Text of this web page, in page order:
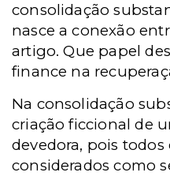
consolidação
nasce a conexão
artigo. Que papel
finance na
Na consolidação
criação ficcional de
devedora, pois todos
considerados como